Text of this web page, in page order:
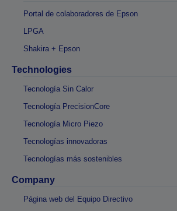
Portal de colaboradores de Epson
LPGA
Shakira + Epson
Technologies
Tecnología Sin Calor
Tecnología PrecisionCore
Tecnología Micro Piezo
Tecnologías innovadoras
Tecnologías más sostenibles
Company
Página web del Equipo Directivo